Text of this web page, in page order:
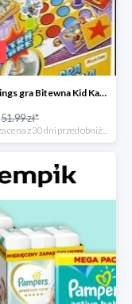
Super Zings gra Bitewna Kid Kazom w super cenie w Empiku Premium
51.99 zł*
*najniższa cena z 30 dni przed obniżką